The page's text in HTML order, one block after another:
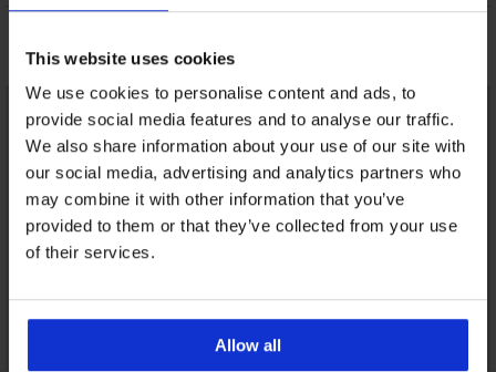
This website uses cookies
We use cookies to personalise content and ads, to
provide social media features and to analyse our traffic.
We also share information about your use of our site with
our social media, advertising and analytics partners who
may combine it with other information that you’ve
provided to them or that they’ve collected from your use
of their services.
Allow all
Може да ви хареса